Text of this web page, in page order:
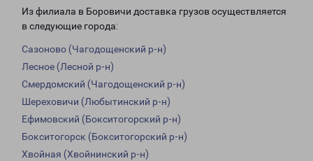
Из филиала в Боровичи доставка грузов осуществляется
в следующие города:
Сазоново (Чагодощенский р-н)
Лесное (Лесной р-н)
Смердомский (Чагодощенский р-н)
Шереховичи (Любытинский р-н)
Ефимовский (Бокситогорский р-н)
Бокситогорск (Бокситогорский р-н)
Хвойная (Хвойнинский р-н)